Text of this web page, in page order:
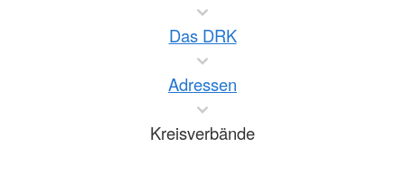
Das DRK
Adressen
Kreisverbände